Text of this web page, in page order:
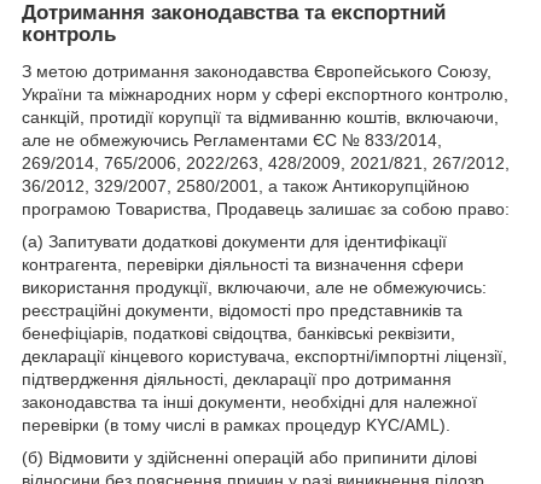
Дотримання законодавства та експортний
контроль
З метою дотримання законодавства Європейського Союзу,
України та міжнародних норм у сфері експортного контролю,
санкцій, протидії корупції та відмиванню коштів, включаючи,
але не обмежуючись Регламентами ЄС № 833/2014,
269/2014, 765/2006, 2022/263, 428/2009, 2021/821, 267/2012,
36/2012, 329/2007, 2580/2001, а також Антикорупційною
програмою Товариства, Продавець залишає за собою право:
(а) Запитувати додаткові документи для ідентифікації
контрагента, перевірки діяльності та визначення сфери
використання продукції, включаючи, але не обмежуючись:
реєстраційні документи, відомості про представників та
бенефіціарів, податкові свідоцтва, банківські реквізити,
декларації кінцевого користувача, експортні/імпортні ліцензії,
підтвердження діяльності, декларації про дотримання
законодавства та інші документи, необхідні для належної
перевірки (в тому числі в рамках процедур KYC/AML).
(б) Відмовити у здійсненні операцій або припинити ділові